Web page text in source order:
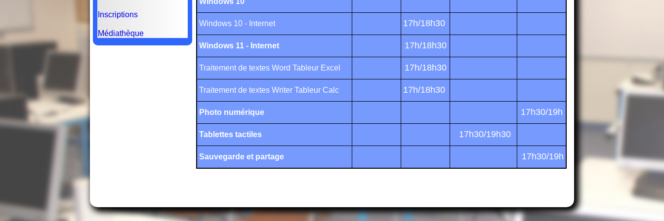
Inscriptions
Médiathèque
Windows 10 - Internet 17h/18h30
Windows 11 - Internet 17h/18h30
Traitement de textes Word Tableur Excel 17h/18h30
Traitement de textes Writer Tableur Calc 17h/18h30
Photo numérique 17h30/19h
Tablettes tactiles 17h30/19h30
Sauvegarde et partage 17h30/19h